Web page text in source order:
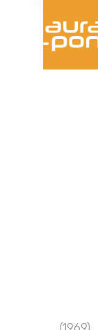
(1969)